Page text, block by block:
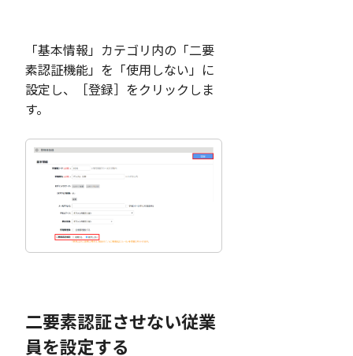
「基本情報」カテゴリ内の「二要
素認証機能」を「使用しない」に
設定し、［登録］をクリックしま
す。
二要素認証させない従業
員を設定する